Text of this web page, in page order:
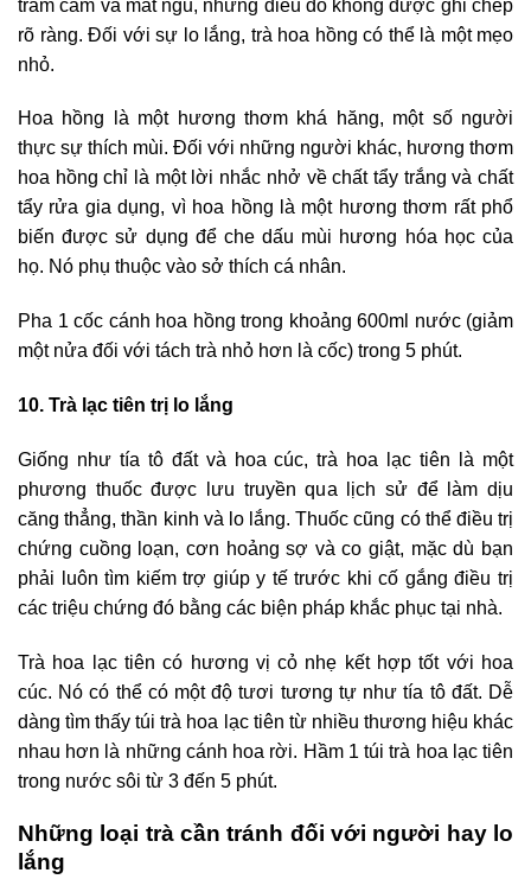
trầm cảm và mất ngủ, nhưng điều đó không được ghi chép
rõ ràng. Đối với sự lo lắng, trà hoa hồng có thể là một mẹo
nhỏ.
Hoa hồng là một hương thơm khá hăng, một số người
thực sự thích mùi. Đối với những người khác, hương thơm
hoa hồng chỉ là một lời nhắc nhở về chất tẩy trắng và chất
tẩy rửa gia dụng, vì hoa hồng là một hương thơm rất phổ
biến được sử dụng để che dấu mùi hương hóa học của
họ. Nó phụ thuộc vào sở thích cá nhân.
Pha 1 cốc cánh hoa hồng trong khoảng 600ml nước (giảm
một nửa đối với tách trà nhỏ hơn là cốc) trong 5 phút.
10. Trà lạc tiên trị lo lắng
Giống như tía tô đất và hoa cúc, trà hoa lạc tiên là một
phương thuốc được lưu truyền qua lịch sử để làm dịu
căng thẳng, thần kinh và lo lắng. Thuốc cũng có thể điều trị
chứng cuồng loạn, cơn hoảng sợ và co giật, mặc dù bạn
phải luôn tìm kiếm trợ giúp y tế trước khi cố gắng điều trị
các triệu chứng đó bằng các biện pháp khắc phục tại nhà.
Trà hoa lạc tiên có hương vị cỏ nhẹ kết hợp tốt với hoa
cúc. Nó có thể có một độ tươi tương tự như tía tô đất. Dễ
dàng tìm thấy túi trà hoa lạc tiên từ nhiều thương hiệu khác
nhau hơn là những cánh hoa rời. Hầm 1 túi trà hoa lạc tiên
trong nước sôi từ 3 đến 5 phút.
Những loại trà cần tránh đối với người hay lo
lắng